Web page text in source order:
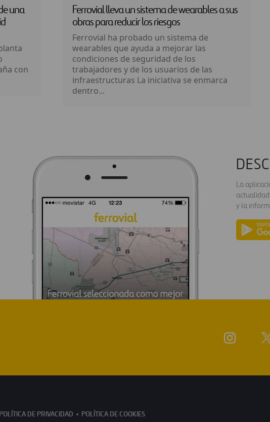
una
con
Ferrovial lleva un sistema de wearables a sus
obras para reducir los riesgos
Ferrovial ha probado un sistema de
wearables que ayuda a mejorar las
condiciones de seguridad de los
trabajadores y de los usuarios de las
infraestructuras La iniciativa se enmarca
dentro...
La
y la
POLÍTICA DE PRIVACIDAD POLÍTICA DE COOKIES